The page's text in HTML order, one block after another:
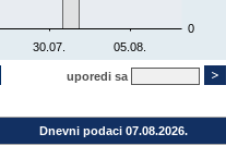
30.07. 05.08.
0
uporedi sa
Dnevni podaci 07.08.2026.